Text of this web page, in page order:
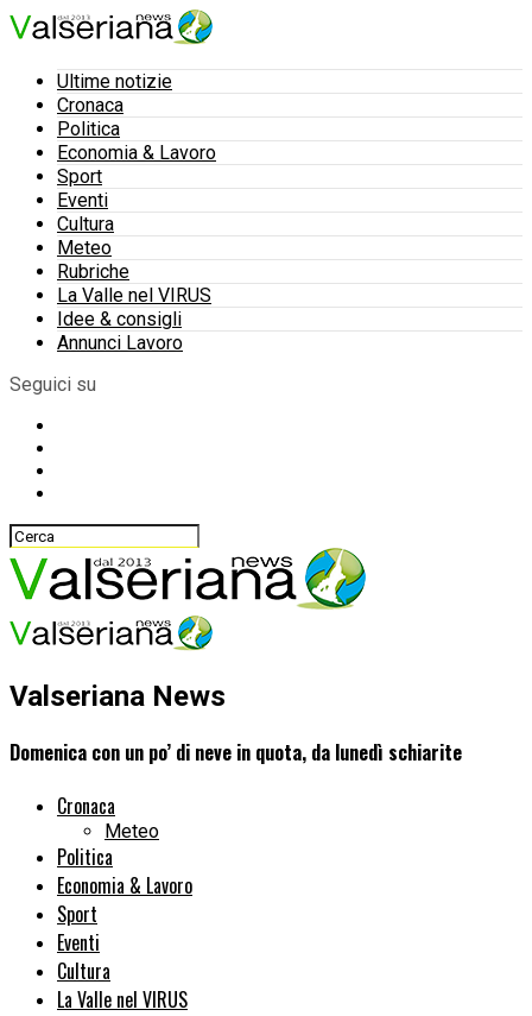
Ultime notizie
Cronaca
Politica
Economia & Lavoro
Sport
Eventi
Cultura
Meteo
Rubriche
La Valle nel VIRUS
Idee & consigli
Annunci Lavoro
Seguici su
Valseriana News
Domenica con un po’ di neve in quota, da lunedì schiarite
Cronaca
Meteo
Politica
Economia & Lavoro
Sport
Eventi
Cultura
La Valle nel VIRUS